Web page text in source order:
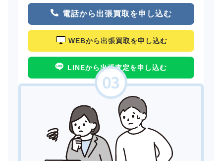
電話から出張買取を申し込む
WEBから出張買取を申し込む
LINEから出張査定を申し込む